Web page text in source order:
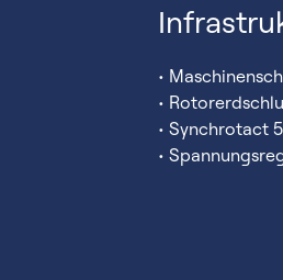
•
•
• Synchrotact
•